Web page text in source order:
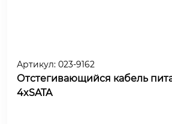
Артикул: 023-9162
Отстегивающийся кабель
4xSATA